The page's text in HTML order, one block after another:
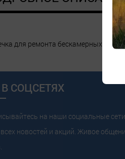
для ремонта бескамерных
СОЦСЕТЯХ
на наши социальные
всех новостей и акций. Живое